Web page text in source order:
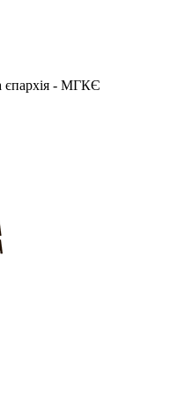
єпархія - МГКЄ